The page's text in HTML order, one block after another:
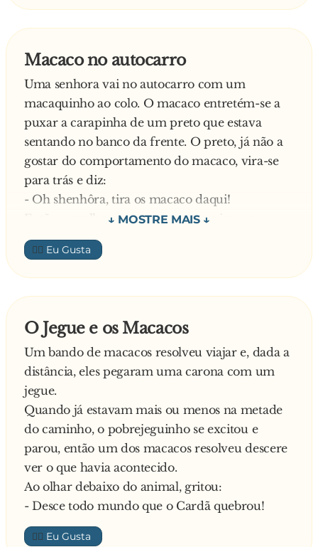
- Senhor, eu atirei uma azeitona praquele
macaco ali, ele pegou, enfiou no cú, cheirou e
Explica o tratador:
- Ah esse aí?! É que num desses dias, eu dei-lhe
um abacate e o coitado comeu tudo e ficou com
o caroço entalado. Agora ele experimenta tudo
antes para ver se passa…
Macaco no autocarro
Uma senhora vai no autocarro com um
macaquinho ao colo. O macaco entretém-se a
puxar a carapinha de um preto que estava
sentando no banco da frente. O preto, já não a
gostar do comportamento do macaco, vira-se
para trás e diz:
- Oh shenhôra, tira os macaco daqui!
Então a mulher pega no macaco, vira-o e
acomoda-o de outra maneira. Mas o
malandreco volta-se e implica novamente com
a carapinha do preto.
- Minha Shenhôra vé si tu pega o macaco di
novamente o preto.
Desta vez, a mulher não lhe liga nenhuma e o
preto dirige-se ao motorista:
- Senhô, faixavô! É proibido os macaco viajar
nos autocarro, num é?
E o motorista responde:
- Sim é proibido! Mas já que estás cá dentro
senta-te no banco do fundo.
👍🏼
O Jegue e os Macacos
Um bando de macacos resolveu viajar e, dada a
distância, eles pegaram uma carona com um
jegue.
Quando já estavam mais ou menos na metade
do caminho, o pobrejeguinho se excitou e
parou, então um dos macacos resolveu descere
ver o que havia acontecido.
Ao olhar debaixo do animal, gritou:
- Desce todo mundo que o Cardã quebrou!
👍🏼